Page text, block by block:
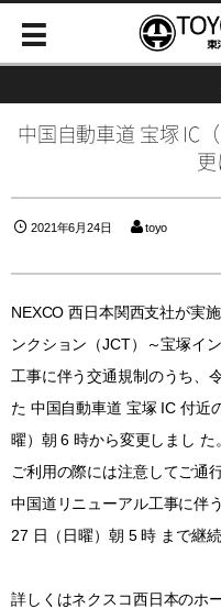
中国自動車道 宝塚 IC
2021年6月24日 toyo
NEXCO 西日本関西支社が実
ンクション（JCT）～宝塚イ
工事に伴う交通規制のうち、
た 中国自動車道 宝塚 IC 付近
曜）朝 6 時から変更しまし た。
ご利用の際には注意してご通
中国道リニューアル工事に伴
27 日（日曜）朝 5 時 まで継続
詳しくはネクスコ西日本のホ